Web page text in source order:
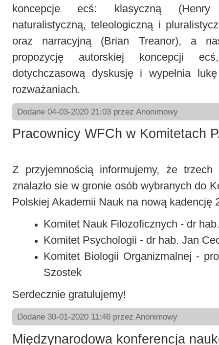
koncepcje ecś: klasyczną
naturalistyczną, teleologiczną i
oraz narracyjną (Brian Treanor), a
propozycję autorskiej koncepcji
dotychczasową dyskusję i wypełnia
rozważaniach.
Dodane 04-03-2020 21:03 przez Anonimowy
Pracownicy WFCh w Komitetach
Z przyjemnością informujemy, że trzech
znalazło sie w gronie osób wybranych do
Polskiej Akademii Nauk na nową kadencję
Komitet Nauk Filozoficznych - dr
Komitet Psychologii - dr hab. Jan
Komitet Biologii Organizmalnej -
Szostek
Serdecznie gratulujemy!
Dodane 30-01-2020 11:46 przez Anonimowy
Międzynarodowa konferencja